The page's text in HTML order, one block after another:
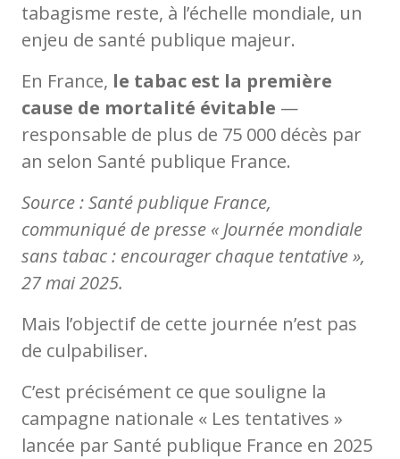
tabagisme reste, à l’échelle mondiale, un
enjeu de santé publique majeur.
En France, le tabac est la première
cause de mortalité évitable —
responsable de plus de 75 000 décès par
an selon Santé publique France.
Source : Santé publique France,
communiqué de presse « Journée mondiale
sans tabac : encourager chaque tentative »,
27 mai 2025.
Mais l’objectif de cette journée n’est pas
de culpabiliser.
C’est précisément ce que souligne la
campagne nationale « Les tentatives »
lancée par Santé publique France en 2025